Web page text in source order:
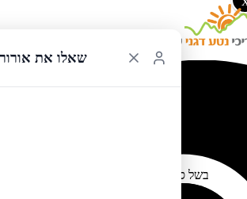
בשל סכנת התלקחות שריפות חל איסור על
שאלו את